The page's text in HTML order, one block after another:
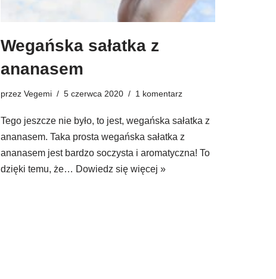
Wegańska sałatka z
ananasem
przez Vegemi 5 czerwca 2020 1 komentarz
Tego jeszcze nie było, to jest, wegańska sałatka z
ananasem. Taka prosta wegańska sałatka z
ananasem jest bardzo soczysta i aromatyczna! To
dzięki temu, że… Dowiedz się więcej »